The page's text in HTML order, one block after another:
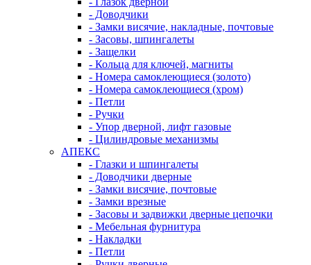
- Доводчики
- Замки висячие, накладные, почтовые
- Засовы, шпингалеты
- Защелки
- Кольца для ключей, магниты
- Номера самоклеющиеся (золото)
- Номера самоклеющиеся (хром)
- Петли
- Ручки
- Упор дверной, лифт газовые
- Цилиндровые механизмы
АПЕКС
- Глазки и шпингалеты
- Доводчики дверные
- Замки висячие, почтовые
- Замки врезные
- Засовы и задвижки дверные цепочки
- Мебельная фурнитура
- Накладки
- Петли